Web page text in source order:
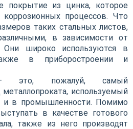
покрытие из цинка, которое
процессов. Что
таких стальных листов,
в зависимости от
Они широко используются в
в приборостроении и
это, пожалуй, самый
используемый
и в промышленности. Помимо
в качестве готового
также из него производят